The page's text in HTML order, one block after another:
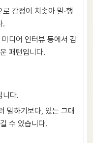
감정이 치솟아 말·행
.
디어 인터뷰 등에서 감
패턴입니다.
니다.
말하기보다, 있는 그대
수 있습니다.